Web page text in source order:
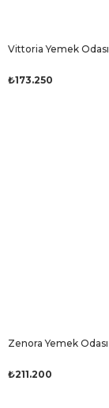
Vittoria Yemek Odası
₺173.250
Zenora Yemek Odası
₺211.200